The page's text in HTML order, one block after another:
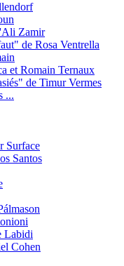
Zamir
de Rosa Ventrella
et Romain Ternaux
de Timur Vermes
...
Surface
Santos
Labidi
Cohen